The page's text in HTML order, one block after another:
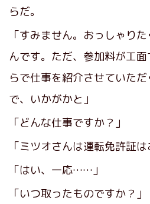
らだ。
「すみません。おっしゃり
んです。ただ、参加料が工
らで仕事を紹介させていた
で、いかがかと」
「どんな仕事ですか？」
「ミツオさんは運転免許証
「はい、一応……」
「いつ取ったものですか？」